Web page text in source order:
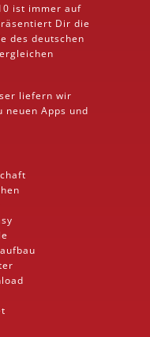
ist immer auf
Dir die
des deutschen
liefern wir
Apps und